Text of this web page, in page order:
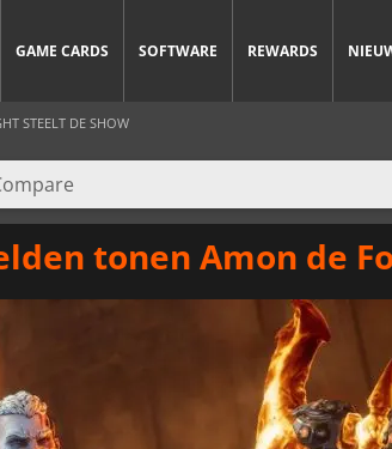
GAME CARDS SOFTWARE REWARDS
STEELT DE SHOW
tonen Amon de